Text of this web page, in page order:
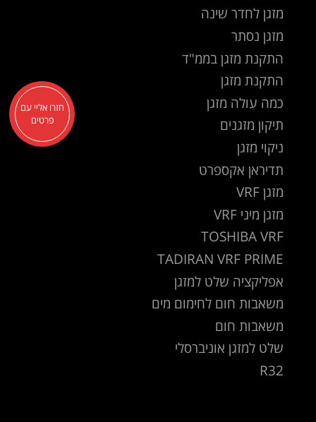
מזגן לחדר שינה
מזגן נסתר
התקנת מזגן בממ"ד
התקנת מזגן
כמה עולה מזגן
תיקון מזגנים
ניקוי מזגן
תדיראן אקספרט
מזגן VRF
מזגן מיני VRF
TOSHIBA VRF
TADIRAN VRF PRIME
אפליקציה שלט למזגן
משאבות חום לחימום מים
משאבות חום
שלט למזגן אוניברסלי
R32
חזרו אליי עם
פרטים